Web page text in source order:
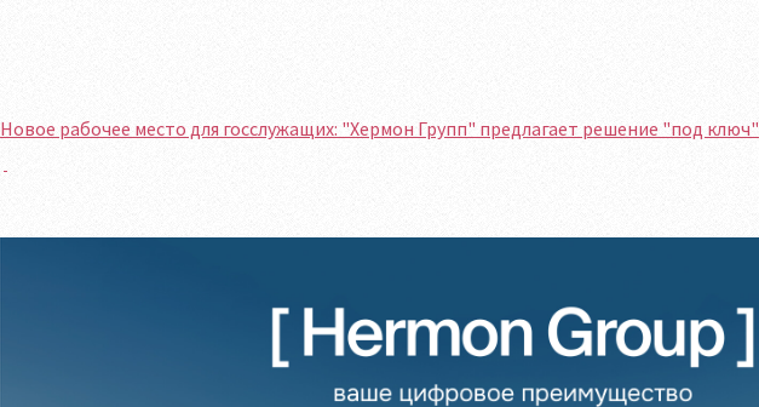
Новое рабочее место для госслужащих: "Хермон Групп" предлагает решение "под ключ"